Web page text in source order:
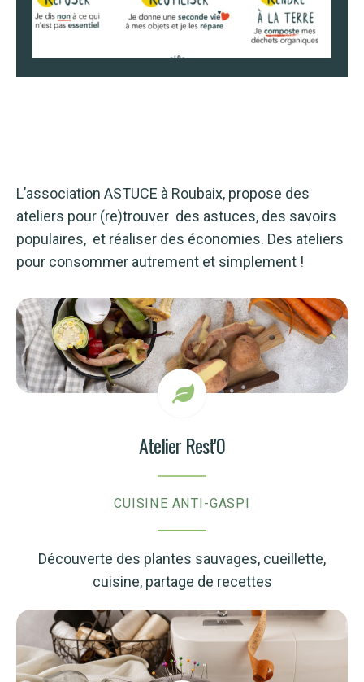
L’association ASTUCE à Roubaix, propose des
ateliers pour (re)trouver des astuces, des savoirs
populaires, et réaliser des économies. Des ateliers
pour consommer autrement et simplement !
Atelier Rest'0
CUISINE ANTI-GASPI
Découverte des plantes sauvages, cueillette,
cuisine, partage de recettes